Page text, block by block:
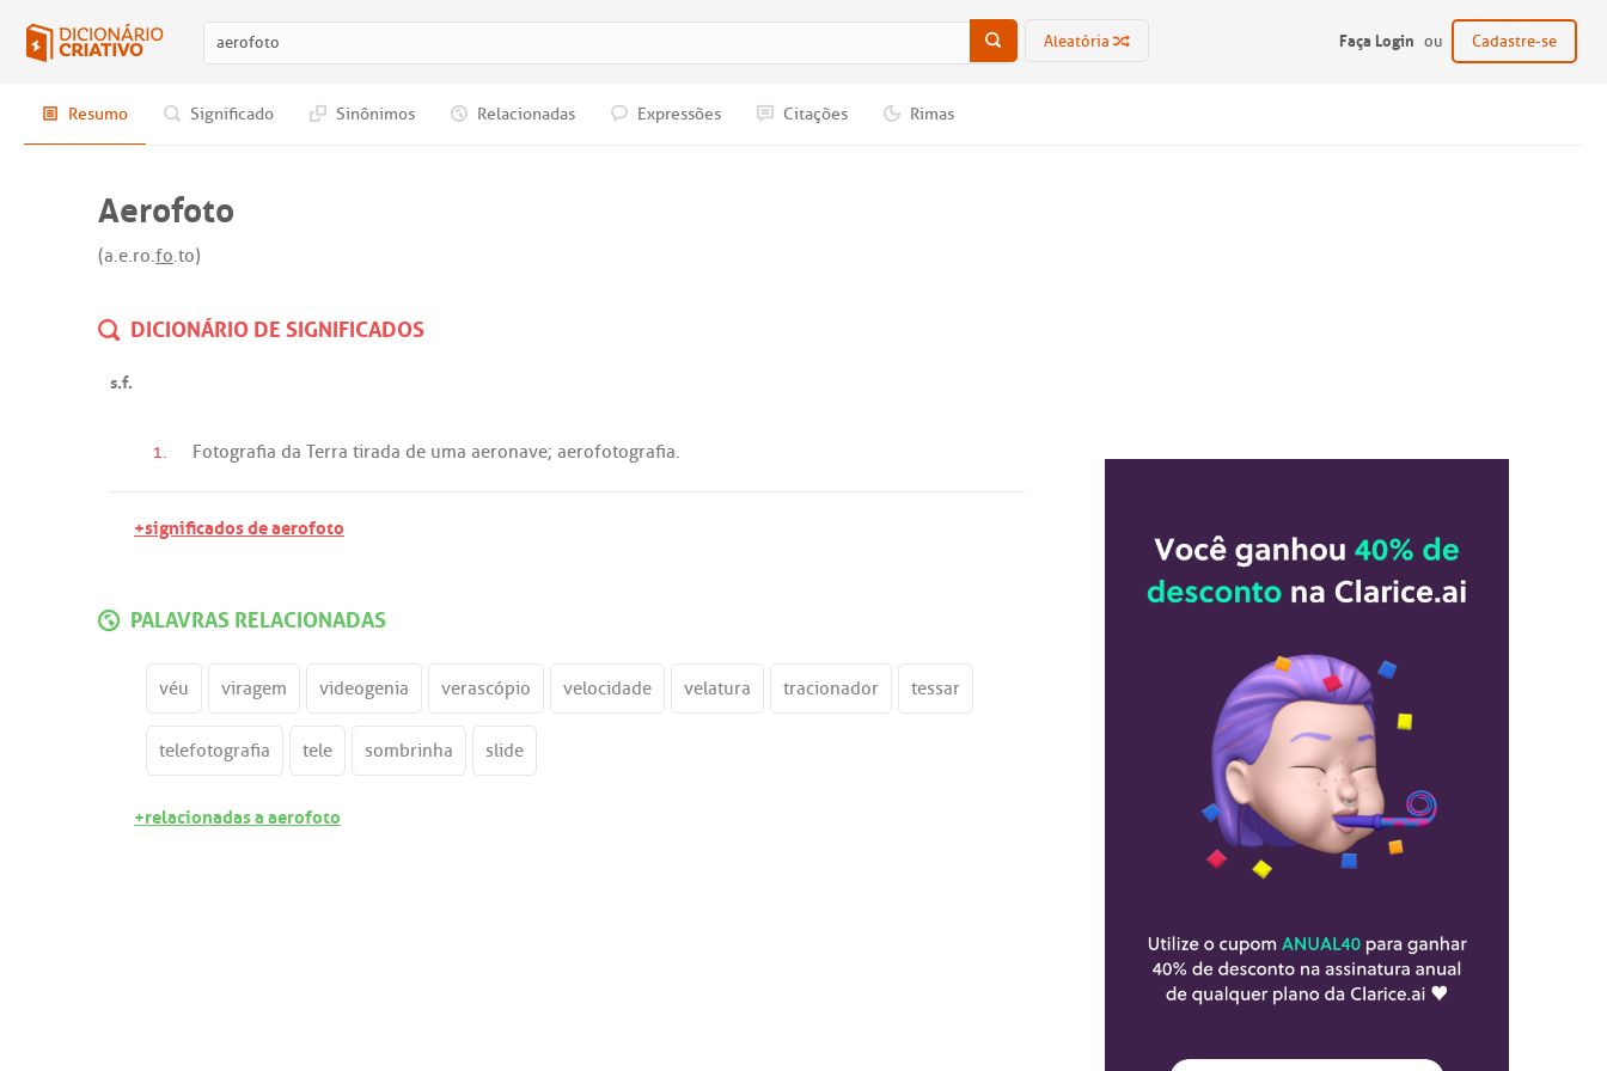
Aleatória Faça Login ou Cadastre-se
Resumo Significado Sinônimos Relacionadas Expressões Citações Rimas
Aerofoto
(a.e.ro.fo.to)
DICIONÁRIO DE SIGNIFICADOS
s.f.
1. Fotografia da Terra tirada de uma aeronave; aerofotografia.
+significados de aerofoto
PALAVRAS RELACIONADAS
véu viragem videogenia verascópio velocidade velatura tracionador tessar
telefotografia tele sombrinha slide
+relacionadas a aerofoto